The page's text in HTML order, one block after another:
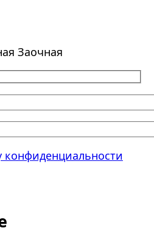
Заочная
конфиденциальности